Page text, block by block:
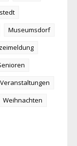
Museumsdorf
Veranstaltungen
Weihnachten